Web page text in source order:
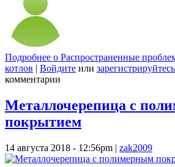
Подробнее о Распространенные
котлов | Войдите или зарегистрируйтесь
комментарии
Металлочерепица с
покрытием
14 августа 2018 - 12:56pm | zak2009